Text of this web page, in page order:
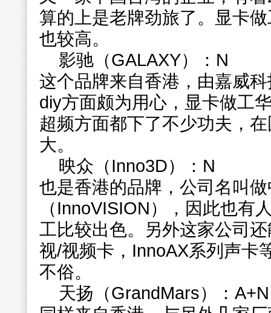
算的上是老牌劲旅了。显卡
也较高。
影驰（GALAXY）：N
这个品牌来自香港，由嘉威
diy方面颇为用心，显卡做工
超频方面都下了不少功夫，
大。
映众（Inno3D）：N
也是香港的品牌，公司名叫
（InnoVISION），因此也有
工比较出色。另外这家公司
视/视频卡，InnoAX系列声卡
不俗。
天扬（GrandMars）：A+N